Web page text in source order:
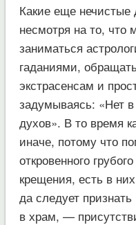
Какие еще нечистые
несмотря на то, что
заниматься
гаданиями,
экстрасенсам и
задумываясь: «Нет
духов». В то время
иначе, потому что
откровенного
крещения, есть в
да следует
в храм, —